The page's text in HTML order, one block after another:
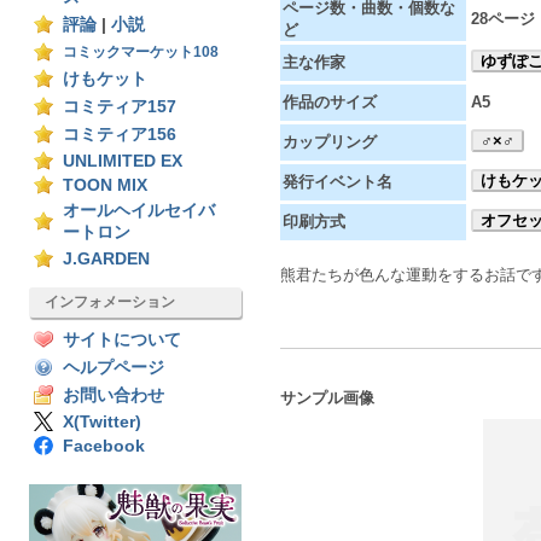
評論
小説
コミックマーケット108
けもケット
コミティア157
コミティア156
UNLIMITED EX
TOON MIX
オールヘイルセイバ
ートロン
J.GARDEN
インフォメーション
サイトについて
ヘルプページ
お問い合わせ
X(Twitter)
Facebook
ページ数・曲数・個数な
ど
28ページ
主な作家 ゆずぽこ
作品のサイズ A5
カップリング ♂×♂
発行イベント名 けもケ
印刷方式 オフセ
熊君たちが色んな運動をするお話で
サンプル画像